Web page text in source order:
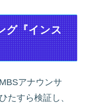
グ『インス
アナウンサ
たすら検証し、